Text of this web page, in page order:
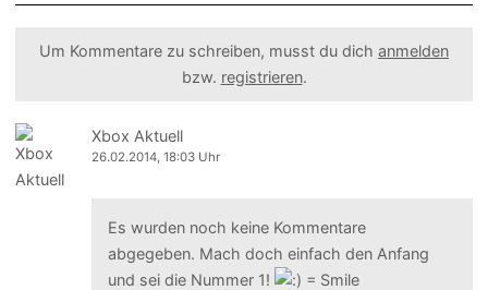
Um Kommentare zu schreiben, musst du dich anmelden
bzw. registrieren.
Xbox Aktuell
26.02.2014, 18:03 Uhr
Es wurden noch keine Kommentare
abgegeben. Mach doch einfach den Anfang
und sei die Nummer 1!